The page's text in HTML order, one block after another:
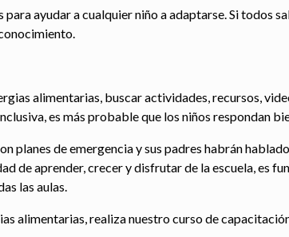
ayudar a cualquier niño a adaptarse. Si todos
alimentarias, buscar actividades, recursos,
es más probable que los niños respondan
planes de emergencia y sus padres habrán
de aprender, crecer y disfrutar de la escuela, es
las aulas.
alimentarias, realiza nuestro curso de